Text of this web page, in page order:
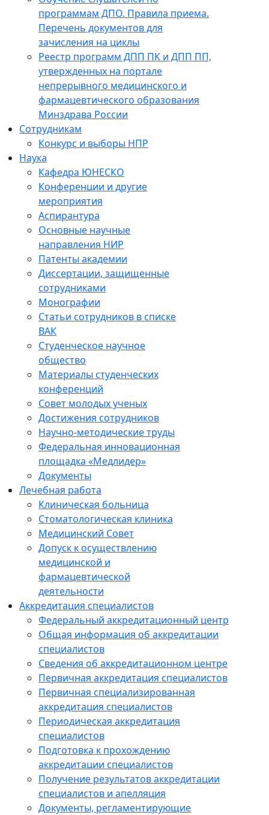
программам ДПО. Правила приема.
Перечень документов для
зачисления на циклы
Реестр программ ДПП ПК и ДПП ПП,
утвержденных на портале
непрерывного медицинского и
фармацевтического образования
Минздрава России
Сотрудникам
Конкурс и выборы НПР
Наука
Кафедра ЮНЕСКО
Конференции и другие
мероприятия
Аспирантура
Основные научные
направления НИР
Патенты академии
Диссертации, защищенные
сотрудниками
Монографии
Статьи сотрудников в списке
ВАК
Студенческое научное
общество
Материалы студенческих
конференций
Совет молодых ученых
Достижения сотрудников
Научно-методические труды
Федеральная инновационная
площадка «Медлидер»
Документы
Лечебная работа
Клиническая больница
Стоматологическая клиника
Медицинский Совет
Допуск к осуществлению
медицинской и
фармацевтической
деятельности
Аккредитация специалистов
Федеральный аккредитационный центр
Общая информация об аккредитации
специалистов
Сведения об аккредитационном центре
Первичная аккредитация специалистов
Первичная специализированная
аккредитация специалистов
Периодическая аккредитация
специалистов
Подготовка к прохождению
аккредитации специалистов
Получение результатов аккредитации
специалистов и апелляция
Документы, регламентирующие